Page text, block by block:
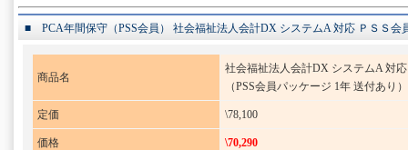
■ PCA年間保守（PSS会員） 社会福祉法人会計DX システムA 対応 ＰＳＳ会
商品名
社会福祉法人会計DX システムA 対応
（PSS会員パッケージ 1年 送付あり）
定価 \78,100
価格 \70,290